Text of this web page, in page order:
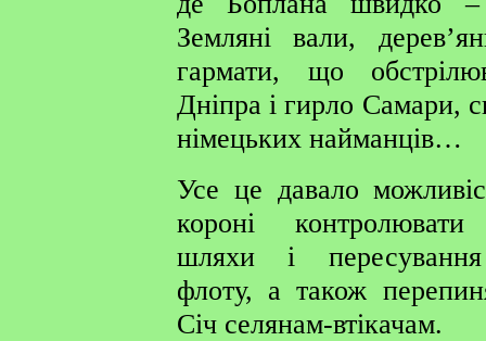
Земляні вали,
гармати, що
Дніпра і гирло Самари,
німецьких найманців…
Усе це давало
короні контролювати
шляхи і пересування
флоту, а також
Січ селянам-втікачам.